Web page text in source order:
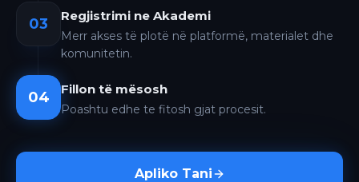
03 Regjistrimi ne Akademi
Merr akses të plotë në platformë, materialet dhe
komunitetin.
04 Fillon të mësosh
Poashtu edhe te fitosh gjat procesit.
Apliko Tani